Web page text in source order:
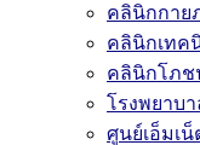
คลินิกกาย
คลินิกเทค
คลินิกโภช
โรงพยาบ
ศูนย์เอ็มเน็